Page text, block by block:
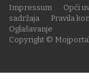
Copyright ©
Impressum Opći
sadržaja
Pravila
Oglašavanje